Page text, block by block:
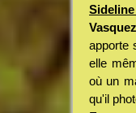
Vasquez
apporte
elle
où un
qu'il